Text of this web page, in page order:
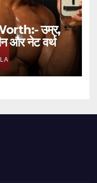
उम्र,
और नेट वर्थ